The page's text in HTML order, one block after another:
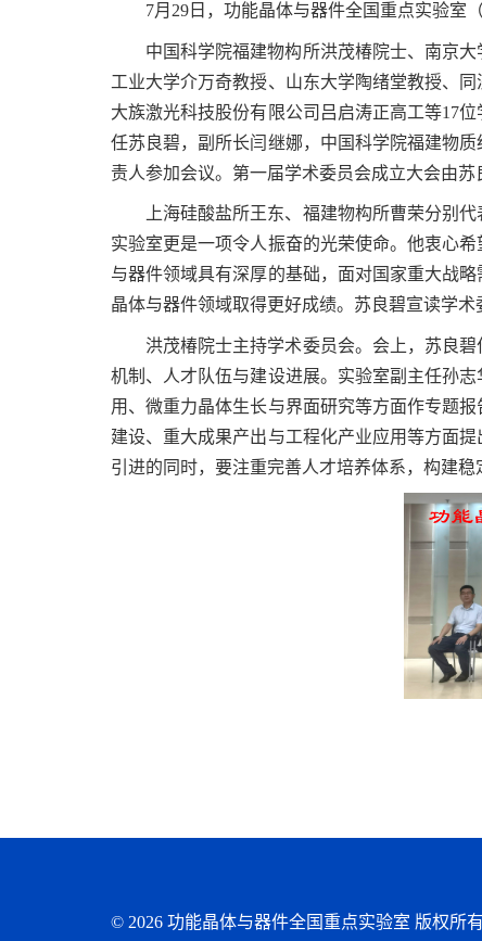
7月 29 日，功能晶体与器件全国重点实验室
中国科学院福建物构所洪茂椿院士、南京
工业大学介万奇教授、山东大学陶绪堂教授、
大族激光科技股份有限公司吕启涛正高工等17位
任苏良碧，副所长闫继娜，中国科学院福建物
责人参加会议。第一届学术委员会成立大会由苏
上海硅酸盐所王东、福建物构所曹荣分别
实验室更是一项令人振奋的光荣使命。他衷心
与器件领域具有深厚的基础，面对国家重大战
晶体与器件领域取得更好成绩。苏良碧宣读学
洪茂椿院士主持学术委员会。会上，苏良
机制、人才队伍与建设进展。实验室副主任孙
用、微重力晶体生长与界面研究等方面作专题
建设、重大成果产出与工程化产业应用等方面
引进的同时，要注重完善人才培养体系，构建
© 2026 功能晶体与器件全国重点实验室 版权所